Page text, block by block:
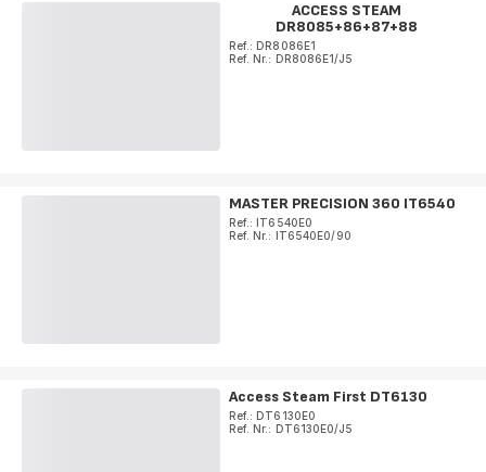
ACCESS STEAM
DR8085+86+87+88
Ref.: DR8086E1
Ref. Nr.: DR8086E1/J5
MASTER PRECISION 360 IT6540
Ref.: IT6540E0
Ref. Nr.: IT6540E0/90
Access Steam First DT6130
Ref.: DT6130E0
Ref. Nr.: DT6130E0/J5